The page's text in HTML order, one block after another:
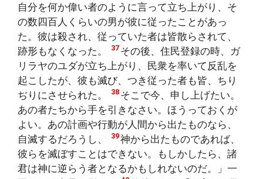
自分を何か偉い者のように言って立ち上がり、そ
の数四百人くらいの男が彼に従ったことがあっ
た。彼は殺され、従っていた者は皆散らされて、
跡形もなくなった。
37 その後、住民登録の時、ガ
リラヤのユダが立ち上がり、民衆を率いて反乱を
起こしたが、彼も滅び、つき従った者も皆、ちり
ぢりにさせられた。
38 そこで今、申し上げたい。
あの者たちから手を引きなさい。ほうっておくが
よい。あの計画や行動が人間から出たものなら、
自滅するだろうし、
39神から出たものであれば、
彼らを滅ぼすことはできない。もしかしたら、諸
君は神に逆らう者となるかもしれないのだ。」一